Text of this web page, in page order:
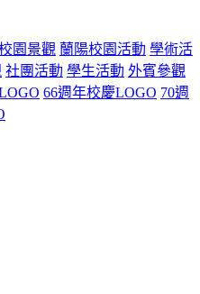
園景觀 蘭陽校園活動 學術活
社團活動 學生活動 外賓參觀
66週年校慶LOGO 70週